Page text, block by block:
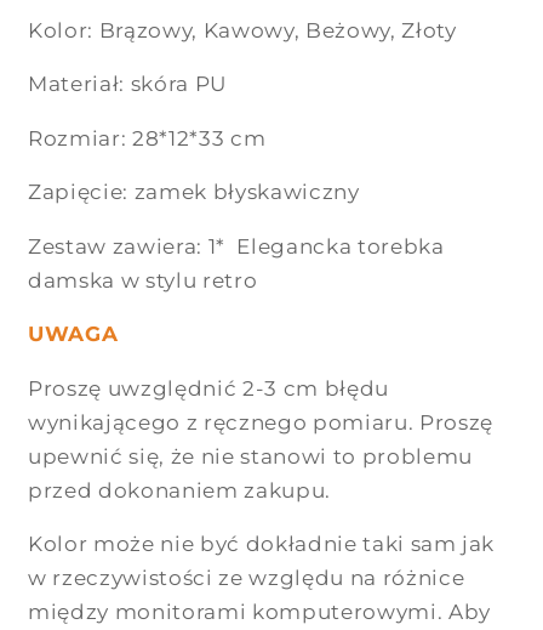
Kolor: Brązowy, Kawowy, Beżowy, Złoty
Materiał: skóra PU
Rozmiar: 28*12*33 cm
Zapięcie: zamek błyskawiczny
Zestaw zawiera: 1* Elegancka torebka
damska w stylu retro
UWAGA
Proszę uwzględnić 2-3 cm błędu
wynikającego z ręcznego pomiaru. Proszę
upewnić się, że nie stanowi to problemu
przed dokonaniem zakupu.
Kolor może nie być dokładnie taki sam jak
w rzeczywistości ze względu na różnice
między monitorami komputerowymi. Aby